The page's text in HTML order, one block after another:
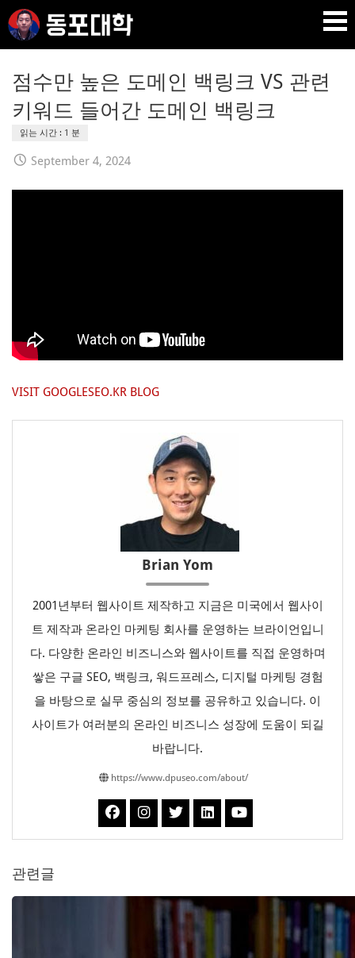
Skip
to
content
DPU SEO
재미 동포 사업가의 실전 온라인 사업 강의 🇰🇷 🇺🇸
점수만 높은 도메인 백링크 VS 관련
키워드 들어간 도메인 백링크
September 4, 2024
VISIT GOOGLESEO.KR BLOG
Brian Yom
2001년부터 웹사이트 제작하고 지금은 미국에서 웹사이
트 제작과 온라인 마케팅 회사를 운영하는 브라이언입니
다. 다양한 온라인 비즈니스와 웹사이트를 직접 운영하며
쌓은 구글 SEO, 백링크, 워드프레스, 디지털 마케팅 경험
을 바탕으로 실무 중심의 정보를 공유하고 있습니다. 이
사이트가 여러분의 온라인 비즈니스 성장에 도움이 되길
바랍니다.
https://www.dpuseo.com/about/
관련글